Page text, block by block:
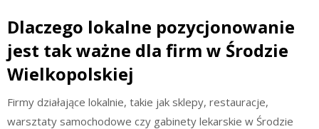
Dlaczego lokalne pozycjonowanie
jest tak ważne dla firm w Środzie
Wielkopolskiej
Firmy działające lokalnie, takie jak sklepy, restauracje,
warsztaty samochodowe czy gabinety lekarskie w Środzie